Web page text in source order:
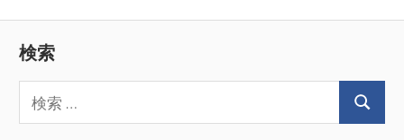
ビ
ゲ
ー
シ
稿:
検索